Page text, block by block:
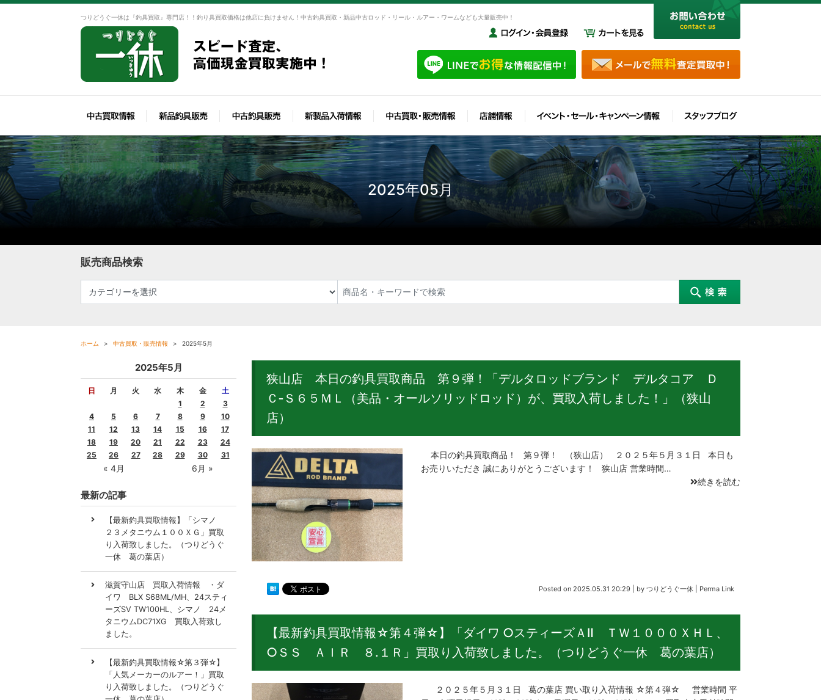
つりどうぐ一休は『釣具買取』専門店！！釣り具買取価格は他店に負けません！中古釣具買取・新品中古ロッド・リール・ルアー・ワームなども大量販売中！
2025年05月
販売商品検索
ホーム 中古買取・販売情報 2025年5月
狭山店 本日の釣具買取商品 第９弾！「デルタロッドブランド デルタコア Ｄ
Ｃ‐Ｓ６５ＭＬ（美品・オールソリッドロッド）が、買取入荷しました！」（狭山
店）
本日の釣具買取商品！ 第９弾！ （狭山店） ２０２５年５月３１日 本日も
お売りいただき 誠にありがとうございます！ 狭山店 営業時間…
続きを読む
Posted on 2025.05.31 20:29 by つりどうぐ一休 Perma Link
【最新釣具買取情報☆第４弾☆】「ダイワ ○スティーズＡⅡ ＴＷ１０００ＸＨＬ、
○ＳＳ ＡＩＲ ８.１Ｒ」買取り入荷致しました。（つりどうぐ一休 葛の葉店）
２０２５年５月３１日 葛の葉店 買い取り入荷情報 ☆第４弾☆ 営業時間 平
2025年5月
日 月 火 水 木 金 土
« 4月 6月 »
1 2
3
4
5 6 7 8 9
10
11
12 13 14 15 16
17
18
19 20 21 22 23
24
25
26 27 28 29 30 31
最新の記事
【最新釣具買取情報】「シマノ
２３メタニウム１００ＸＧ」買取
り入荷致しました。（つりどうぐ
一休 葛の葉店）
滋賀守山店 買取入荷情報 ・ダ
イワ BLX S68ML/MH、24スティ
ーズSV TW100HL、シマノ 24メ
タニウムDC71XG 買取入荷致し
ました。
【最新釣具買取情報☆第３弾☆】
「人気メーカーのルアー！」買取
り入荷致しました。（つりどうぐ